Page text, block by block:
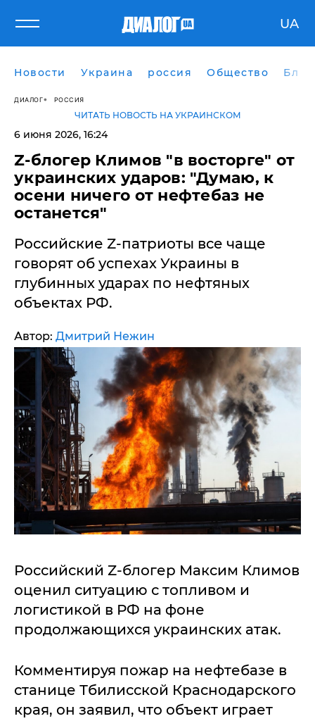
UA
Новости Украина россия Общество
ДИАЛОГ РОССИЯ
ЧИТАТЬ НОВОСТЬ НА УКРАИНСКОМ
6 июня 2026, 16:24
Z-блогер Климов "в восторге" от
украинских ударов: "Думаю, к
осени ничего от нефтебаз не
останется"
Российские Z-патриоты все чаще
говорят об успехах Украины в
глубинных ударах по нефтяных
объектах РФ.
Автор: Дмитрий Нежин
Российский Z-блогер Максим Климов
оценил ситуацию с топливом и
логистикой в РФ на фоне
продолжающихся украинских атак.
Комментируя пожар на нефтебазе в
станице Тбилисской Краснодарского
края, он заявил, что объект играет